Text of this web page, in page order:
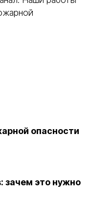
опасности
зачем это нужно